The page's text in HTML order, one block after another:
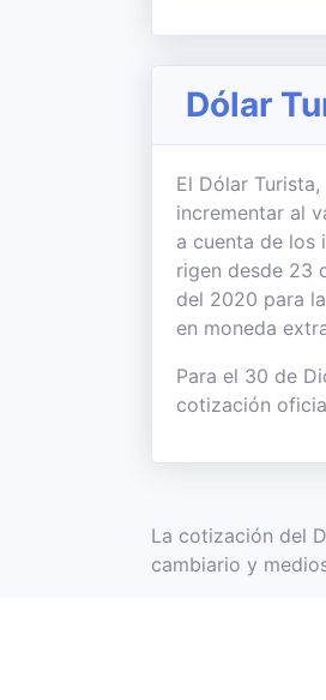
Dólar
El Dólar
incrementar al
a cuenta de los
rigen desde 23
del 2020 para
en moneda
Para el 30 de
cotización
La cotización del
cambiario y